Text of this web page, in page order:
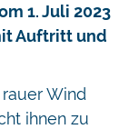
1. Juli 2023
Auftritt und
Wind
ihnen zu